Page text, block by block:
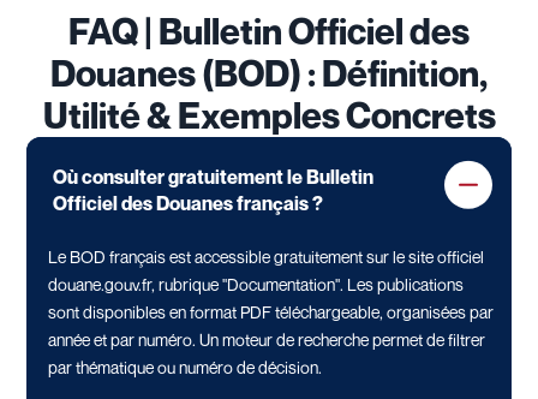
FAQ | Bulletin Officiel des
Douanes (BOD) : Définition,
Utilité & Exemples Concrets
Où consulter gratuitement le Bulletin
Officiel des Douanes français ?
Le BOD français est accessible gratuitement sur le site officiel
douane.gouv.fr, rubrique "Documentation". Les publications
sont disponibles en format PDF téléchargeable, organisées par
année et par numéro. Un moteur de recherche permet de filtrer
par thématique ou numéro de décision.